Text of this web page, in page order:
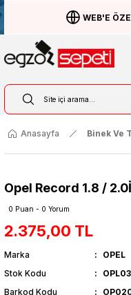
WEB'E
Anasayfa Binek Ve
Opel Record 1.8 /
0 Puan - 0 Yorum
2.375,00 TL
Marka
OPEL
Stok Kodu
Barkod Kodu